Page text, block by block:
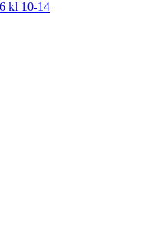
kl 10-14